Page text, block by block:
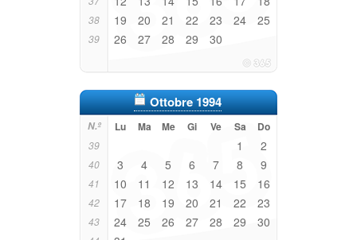
38 19 20 21 22 23 24 25
39 26 27 28 29 30
Ottobre 1994
N.º Lu Ma Me Gi Ve Sa Do
39 1 2
40 3 4 5 6 7 8 9
41 10 11 12 13 14 15 16
42 17 18 19 20 21 22 23
43 24 25 26 27 28 29 30